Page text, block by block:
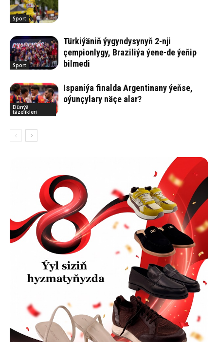
Sport
Sport
Türkiýäniň ýygyndysynyň 2-nji
çempionlygy, Braziliýa ýene-de ýeňip
bilmedi
Dünýä
täzelikleri
Ispaniýa finalda Argentinany ýeňse,
oýunçylary näçe alar?